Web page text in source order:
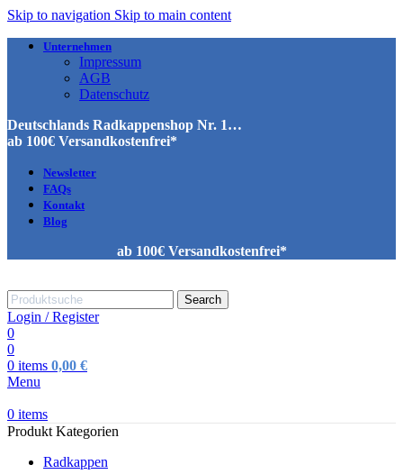
Skip to navigation Skip to main content
Unternehmen
Impressum
AGB
Datenschutz
Deutschlands Radkappenshop Nr. 1…
ab 100€ Versandkostenfrei*
Newsletter
FAQs
Kontakt
Blog
ab 100€ Versandkostenfrei*
Search
Login / Register
0
0
0 items 0,00 €
Menu
0 items
Produkt Kategorien
Radkappen